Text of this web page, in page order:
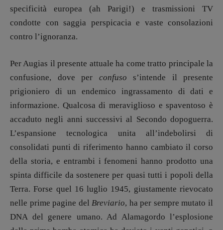
DOSSIER
12 dicembre
Blade Runner 40
Intelligenza Artificiale
Maestri sommersi
Pasolini 1922-2022
Psichedelia
Scienza
Stranimondi
Tornare a Ballard
Valerio Evangelisti
Vampirismi
Zong!
DIRETTRICE RESPONSABILE
specificità europea (ah Parigi!) e trasmissioni TV
condotte con saggia perspicacia e vaste consolazioni
contro l’ignoranza.
Per Augias il presente attuale ha come tratto principale la
confusione, dove per confuso s’intende il presente
prigioniero di un endemico ingrassamento di dati e
informazione. Qualcosa di meraviglioso e spaventoso è
accaduto negli anni successivi al Secondo dopoguerra.
L’espansione tecnologica unita all’indebolirsi di
consolidati punti di riferimento hanno cambiato il corso
della storia, e entrambi i fenomeni hanno prodotto una
spinta difficile da sostenere per quasi tutti i popoli della
Terra. Forse quel 16 luglio 1945, giustamente rievocato
nelle prime pagine delBreviario, ha per sempre mutato il
DNA del genere umano. Ad Alamagordo l’esplosione